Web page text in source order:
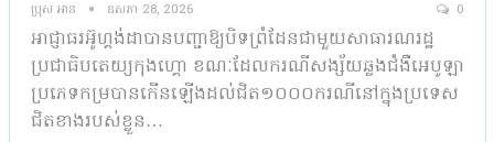
ប្រុស អាន ឧសភា 28, 2026 0
អាជ្ញាធរអ៊ូហ្គង់ដាបានបញ្ជាឱ្យបិទព្រំដែនជាមួយសាធារណរដ្ឋ
ប្រជាធិបតេយ្យកុងហ្គោ ខណៈដែលករណីសង្ស័យឆ្លងជំងឺអេបូឡា
ប្រភេទកម្របានកើនឡើងដល់ជិត១០០០ករណីនៅក្នុងប្រទេស
ជិតខាងរបស់ខ្លួន…